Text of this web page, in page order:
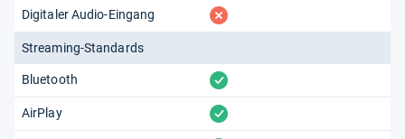
Digitaler Audio-Eingang fehlt
Streaming-Standards
Bluetooth vorhanden
AirPlay vorhanden